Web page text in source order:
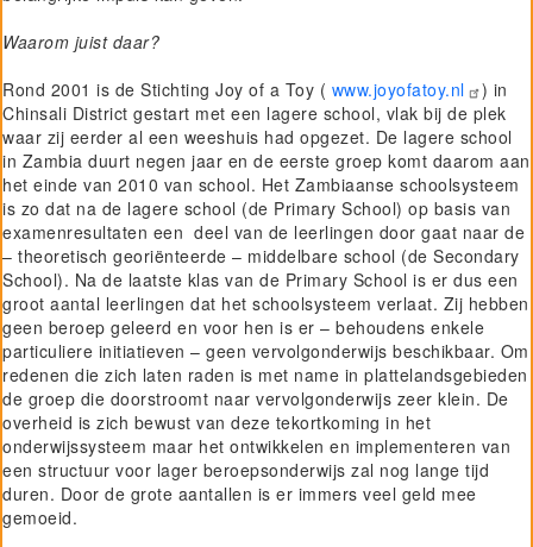
Waarom juist daar?
Rond 2001 is de Stichting Joy of a Toy ( www.joyofatoy.nl
) in
Chinsali District gestart met een lagere school, vlak bij de plek
waar zij eerder al een weeshuis had opgezet. De lagere school
in Zambia duurt negen jaar en de eerste groep komt daarom aan
het einde van 2010 van school. Het Zambiaanse schoolsysteem
is zo dat na de lagere school (de Primary School) op basis van
examenresultaten een deel van de leerlingen door gaat naar de
– theoretisch georiënteerde – middelbare school (de Secondary
School). Na de laatste klas van de Primary School is er dus een
groot aantal leerlingen dat het schoolsysteem verlaat. Zij hebben
geen beroep geleerd en voor hen is er – behoudens enkele
particuliere initiatieven – geen vervolgonderwijs beschikbaar. Om
redenen die zich laten raden is met name in plattelandsgebieden
de groep die doorstroomt naar vervolgonderwijs zeer klein. De
overheid is zich bewust van deze tekortkoming in het
onderwijssysteem maar het ontwikkelen en implementeren van
een structuur voor lager beroepsonderwijs zal nog lange tijd
duren. Door de grote aantallen is er immers veel geld mee
gemoeid.